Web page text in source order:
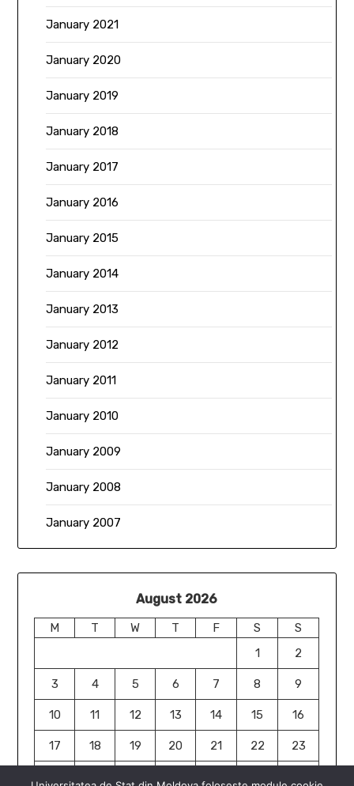
January 2021
January 2020
January 2019
January 2018
January 2017
January 2016
January 2015
January 2014
January 2013
January 2012
January 2011
January 2010
January 2009
January 2008
January 2007
August 2026
M T W T F S
S
1
2
3 4 5 6 7 8 9
10 11 12 13 14 15 16
17 18 19 20 21 22 23